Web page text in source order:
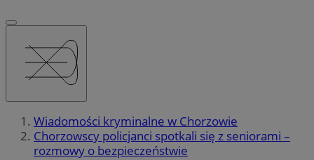
Wiadomości kryminalne w Chorzowie
Chorzowscy policjanci spotkali się z seniorami –
rozmowy o bezpieczeństwie